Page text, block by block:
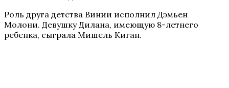
Роль друга детства Винии исполнил Дэмьен
Молони. Девушку Дилана, имеющую 8-летнего
ребенка, сыграла Мишель Киган.